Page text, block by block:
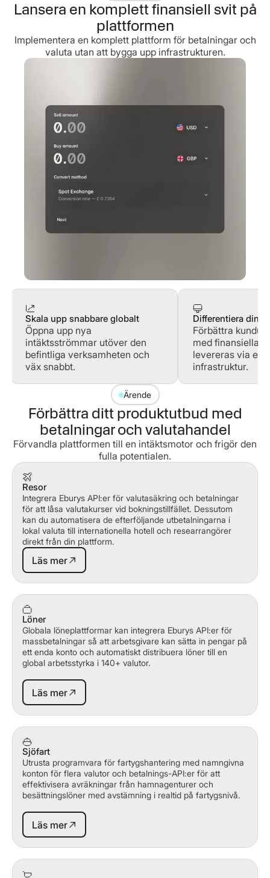
Lansera en komplett finansiell svit på
plattformen
Implementera en komplett plattform för betalningar och
valuta utan att bygga upp infrastrukturen.
Skala upp snabbare globalt
Öppna upp nya
intäktsströmmar utöver den
befintliga verksamheten och
väx snabbt.
Differentiera din
Förbättra
med finansiella
levereras via en
infrastruktur.
Ärende
Förbättra ditt produktutbud med
betalningar och valutahandel
Förvandla plattformen till en intäktsmotor och frigör den
fulla potentialen.
Resor
Integrera Eburys API:er för valutasäkring och betalningar
för att låsa valutakurser vid bokningstillfället. Dessutom
kan du automatisera de efterföljande utbetalningarna i
lokal valuta till internationella hotell och researrangörer
direkt från din plattform.
Läs mer
Läs mer
Löner
Globala löneplattformar kan integrera Eburys API:er för
massbetalningar så att arbetsgivare kan sätta in pengar på
ett enda konto och automatiskt distribuera löner till en
global arbetsstyrka i 140+ valutor.
Läs mer
Läs mer
Sjöfart
Utrusta programvara för fartygshantering med namngivna
konton för flera valutor och betalnings-API:er för att
effektivisera avräkningar från hamnagenturer och
besättningslöner med avstämning i realtid på fartygsnivå.
Läs mer
Läs mer